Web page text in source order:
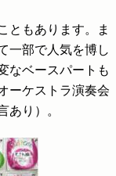
ともあります。ま
一部で人気を博し
なベースパートも
ーケストラ演奏会
あり）。